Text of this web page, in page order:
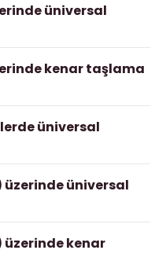
üniversal
kenar taşlama
üniversal
üzerinde üniversal
üzerinde kenar